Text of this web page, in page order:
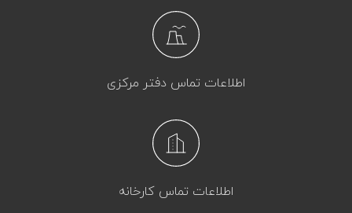
اطلاعات تماس دفتر مرکزی
اطلاعات تماس کارخانه